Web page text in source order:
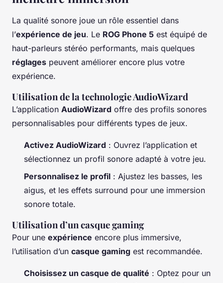
La qualité sonore joue un rôle essentiel dans
l’expérience de jeu. Le ROG Phone 5 est équipé de
haut-parleurs stéréo performants, mais quelques
réglages peuvent améliorer encore plus votre
expérience.
Utilisation de la technologie AudioWizard
L’application AudioWizard offre des profils sonores
personnalisables pour différents types de jeux.
Activez AudioWizard : Ouvrez l’application et
sélectionnez un profil sonore adapté à votre jeu.
Personnalisez le profil : Ajustez les basses, les
aigus, et les effets surround pour une immersion
sonore totale.
Utilisation d’un casque gaming
Pour une expérience encore plus immersive,
l’utilisation d’un casque gaming est recommandée.
Choisissez un casque de qualité : Optez pour un